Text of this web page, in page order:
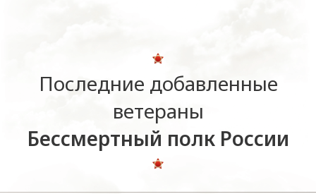
Последние добавленные
ветераны
Бессмертный полк России